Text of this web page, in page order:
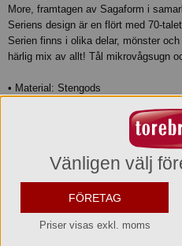
More, framtagen av Sagaform i
Seriens design är en flört med 70-
Serien finns i olika delar, mönster
härlig mix av allt! Tål mikrovågsugn
• Material: Stengods
• Skötselråd: Tål maskindisk
Produktinformation
Varumärke
Vänligen välj
FÖRETAG
Priser visas exkl. moms